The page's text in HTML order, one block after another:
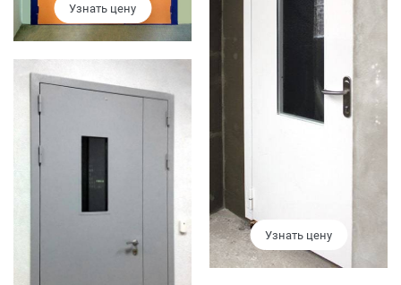
Узнать цену
Узнать цену